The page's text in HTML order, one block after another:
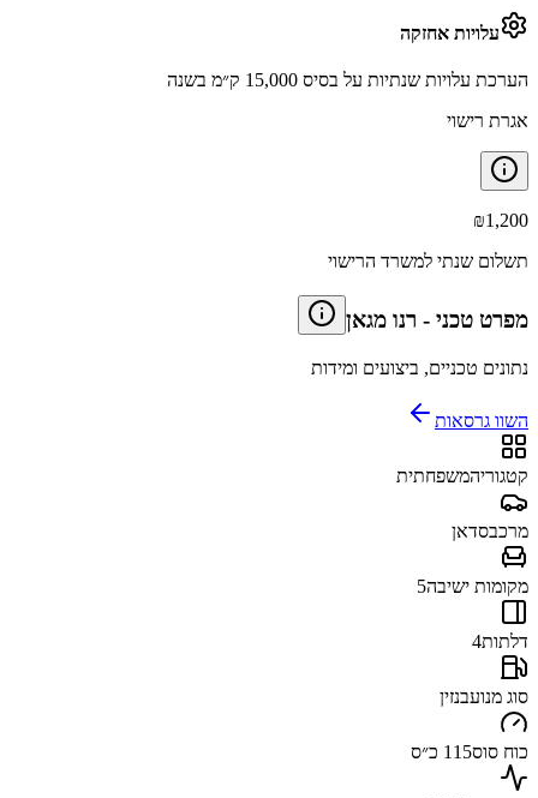
עלויות אחזקה
הערכת עלויות שנתיות על בסיס 15,000 ק״מ בשנה
אגרת רישוי
₪1,200
תשלום שנתי למשרד הרישוי
מפרט טכני - רנו מגאן
נתונים טכניים, ביצועים ומידות
השוו גרסאות
קטגוריהמשפחתית
מרכבסדאן
מקומות ישיבה5
דלתות4
סוג מנועבנזין
כוח סוס115 כ״ס